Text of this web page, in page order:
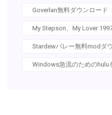
Goverlan無料ダウンロード
My Stepson、My Lover
Stardewバレー無料modダ
Windows急流のためのhulu